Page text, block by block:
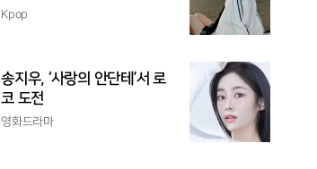
촉
Kpop
송지우, ‘사랑의 안단테’서 로
코 도전
영화드라마